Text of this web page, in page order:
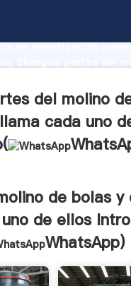
de investigación
valores a todos los
del molino
cada uno
de bolas y
de ellos
WhatsApp)